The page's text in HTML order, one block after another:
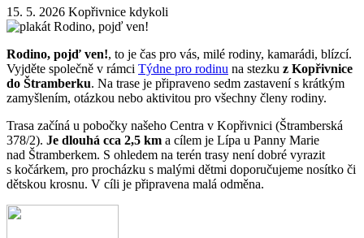
15. 5. 2026 Kopřivnice kdykoli
Rodino, pojď ven!, to je čas pro vás, milé rodiny, kamarádi, blízcí.
Vyjděte společně v rámci Týdne pro rodinu na stezku z Kopřivnice
do Štramberku. Na trase je připraveno sedm zastavení s krátkým
zamyšlením, otázkou nebo aktivitou pro všechny členy rodiny.
Trasa začíná u pobočky našeho Centra v Kopřivnici (Štramberská
378/2). Je dlouhá cca 2,5 km a cílem je Lípa u Panny Marie
nad Štramberkem. S ohledem na terén trasy není dobré vyrazit
s kočárkem, pro procházku s malými dětmi doporučujeme nosítko či
dětskou krosnu. V cíli je připravena malá odměna.